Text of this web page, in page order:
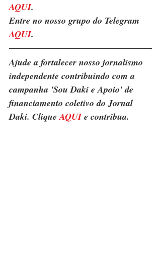
AQUI.
Entre no nosso grupo do Telegram
AQUI.
Ajude a fortalecer nosso jornalismo
independente contribuindo com a
campanha 'Sou Daki e Apoio' de
financiamento coletivo do Jornal
Daki. Clique AQUI e contribua.